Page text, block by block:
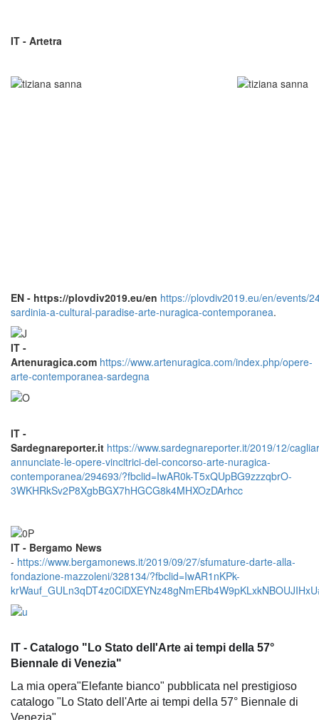
IT - Artetra
EN - https://plovdiv2019.eu/en https://plovdiv2019.eu/en/events/
sardinia-a-cultural-paradise-arte-nuragica-contemporanea.
IT -
Artenuragica.com https://www.artenuragica.com/index.php/opere-
arte-contemporanea-sardegna
IT -
Sardegnareporter.it https://www.sardegnareporter.it/2019/12/
annunciate-le-opere-vincitrici-del-concorso-arte-nuragica-
contemporanea/294693/?fbclid=IwAR0k-T5xQUpBG9zzzqbrO-
3WKHRkSv2P8XgbBGX7hHGCG8k4MHXOzDArhcc
IT - Bergamo News
- https://www.bergamonews.it/2019/09/27/sfumature-darte-alla-
fondazione-mazzoleni/328134/?fbclid=IwAR1nKPk-
IT - Catalogo "Lo Stato dell'Arte ai tempi della 57°
Biennale di Venezia"
La mia opera"Elefante bianco" pubblicata nel prestigioso
catalogo "Lo Stato dell'Arte ai tempi della 57° Biennale di
Venezia"